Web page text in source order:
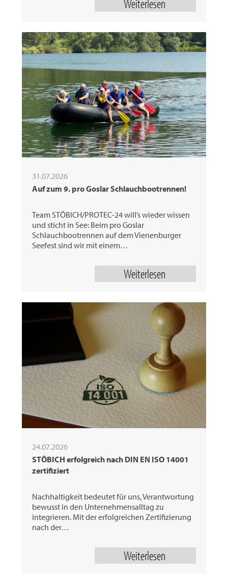
31.07.2026
Auf zum 9. pro Goslar Schlauchbootrennen!
Team STÖBICH/PROTEC-24 will’s wieder wissen
und sticht in See: Beim pro Goslar
Schlauchbootrennen auf dem Vienenburger
Seefest sind wir mit einem…
Weiterlesen
24.07.2026
STÖBICH erfolgreich nach DIN EN ISO 14001
zertifiziert
Nachhaltigkeit bedeutet für uns, Verantwortung
bewusst in den Unternehmensalltag zu
integrieren. Mit der erfolgreichen Zertifizierung
nach der…
Weiterlesen